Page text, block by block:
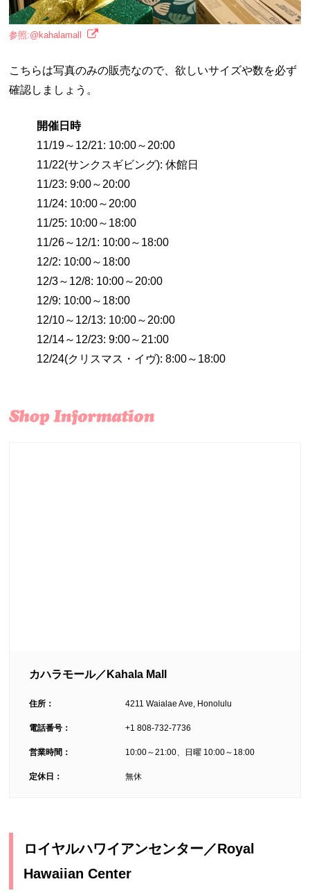
参照:@kahalamall
こちらは写真のみの販売なので、欲しいサイズや数を必ず
確認しましょう。
開催日時
11/19～12/21: 10:00～20:00
11/22(サンクスギビング): 休館日
11/23: 9:00～20:00
11/24: 10:00～20:00
11/25: 10:00～18:00
11/26～12/1: 10:00～18:00
12/2: 10:00～18:00
12/3～12/8: 10:00～20:00
12/9: 10:00～18:00
12/10～12/13: 10:00～20:00
12/14～12/23: 9:00～21:00
12/24(クリスマス・イヴ): 8:00～18:00
カハラモール／Kahala Mall
住所： 4211 Waialae Ave, Honolulu
電話番号： +1 808-732-7736
営業時間： 10:00～21:00、日曜 10:00～18:00
定休日： 無休
ロイヤルハワイアンセンター／Royal
Hawaiian Center